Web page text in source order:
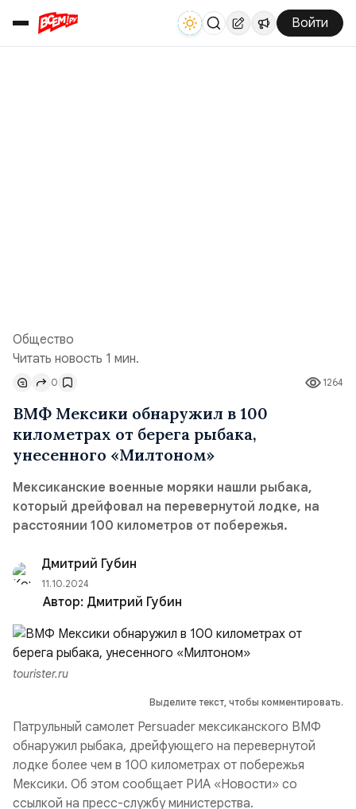
Войти
Общество
Читать новость 1 мин.
1264
0
ВМФ Мексики обнаружил в 100
километрах от берега рыбака,
унесенного «Милтоном»
Мексиканские военные моряки нашли рыбака,
который дрейфовал на перевернутой лодке, на
расстоянии 100 километров от побережья.
Дмитрий Губин
11.10.2024
Автор: Дмитрий Губин
tourister.ru
Выделите текст, чтобы комментировать.
Патрульный самолет Persuader мексиканского ВМФ
обнаружил рыбака, дрейфующего на перевернутой
лодке более чем в 100 километрах от побережья
Мексики. Об этом сообщает РИА «Новости» со
ссылкой на пресс-службу министерства.